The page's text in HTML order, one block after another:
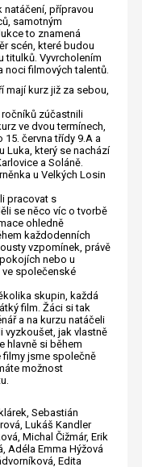
natáčení, přípravou
samotným
to znamená
scén, které budou
titulků. Vyvrcholením
noci filmových talentů.
mají kurz již za sebou,
ročníků zúčastnili
ve dvou termínech,
15. června třídy 9.A a
Luka, který se nachází
a Soláně.
u Velkých Losin
pracovat s
se něco víc o tvorbě
ohledně
každodenních
vzpomínek, právě
nebo u
ve společenské
skupin, každá
film. Žáci si tak
a na kurzu natáčeli
vyzkoušet, jak vlastně
hlavně si během
filmy jsme společně
možnost
Sebastián
Lukáš Kandler
Michal Čižmár, Erik
Adéla Emma Hýžová
Edita